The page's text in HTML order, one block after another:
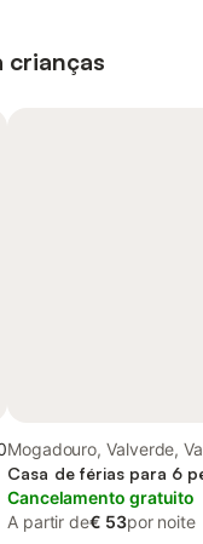
crianças
Mogadouro, Valverde,
Porco e Vilar de Rei,
Casa de férias para 6
Cancelamento gratuito
A partir de€ 53por noite